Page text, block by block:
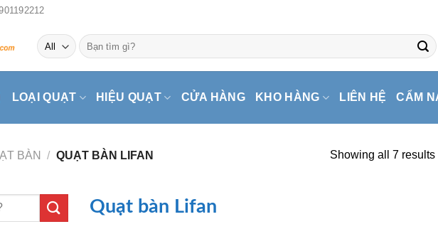
Tìm
kiếm:
LOẠI QUẠT HIỆU QUẠT CỬA HÀNG KHO HÀNG LIÊN HỆ CẨM
BÀN / QUẠT BÀN LIFAN Showing all 7 results
Quạt bàn Lifan